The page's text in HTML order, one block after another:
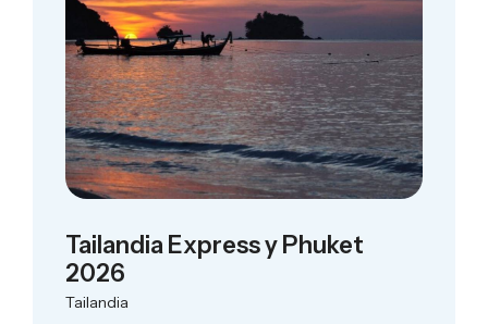
Tailandia Express y Phuket
2026
Tailandia